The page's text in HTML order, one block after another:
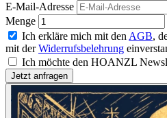
E-Mail-Adresse
Menge
Ich erkläre mich mit den AGB,
mit derWiderrufsbelehrung
Ich möchte den HOANZL